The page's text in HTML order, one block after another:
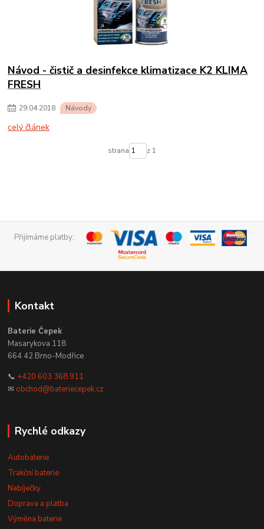
Návod - čistič a desinfekce klimatizace K2 KLIMA
FRESH
29.04.2018 Návody
celý článek
strana z 1
Přijímáme platby:
Kontakt
Baterie Čepek
Masarykova 118
664 42 Brno-Modřice
📞 +420 603 368 911
✉ obchod@bateriecepek.cz
Rychlé odkazy
Autobaterie
Trakční baterie
Nabíječky
Doprava a platba
Výměna baterie